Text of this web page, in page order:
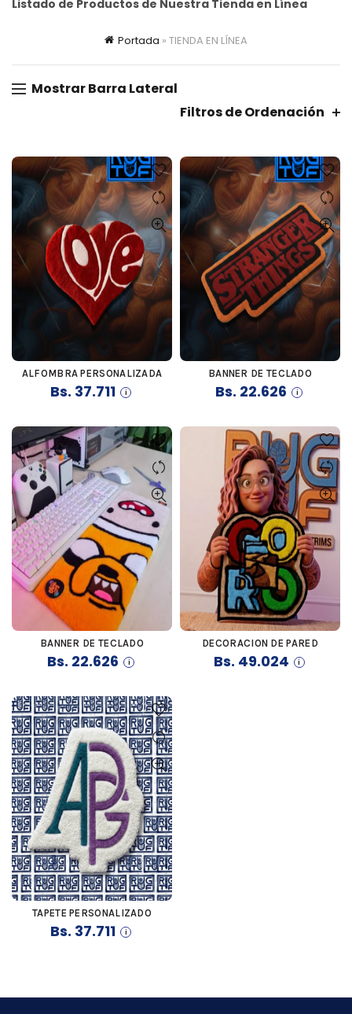
Listado de Productos de Nuestra Tienda en Línea
Portada » TIENDA EN LÍNEA
Mostrar Barra Lateral
Filtros de Ordenación
COMPRAR
ALFOMBRA PERSONALIZADA
Bs. 37.711
COMPRAR
BANNER DE TECLADO
Bs. 22.626
COMPRAR
BANNER DE TECLADO
Bs. 22.626
COMPRAR
DECORACION DE PARED
Bs. 49.024
COMPRAR
TAPETE PERSONALIZADO
Bs. 37.711